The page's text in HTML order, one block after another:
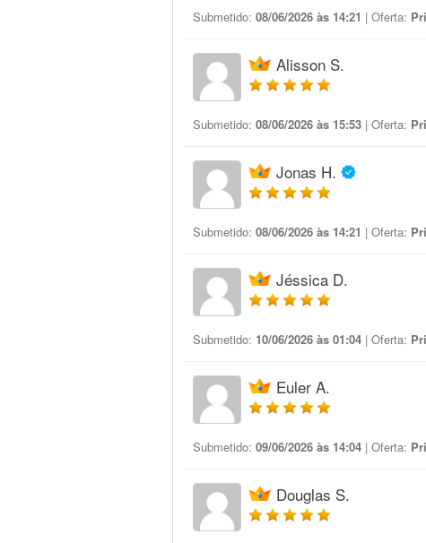
Submetido: 08/06/2026 às 14:21 | Oferta:
Alisson S.
Submetido: 08/06/2026 às 15:53 | Oferta:
Jonas H.
Submetido: 08/06/2026 às 14:21 | Oferta:
Jéssica D.
Submetido: 10/06/2026 às 01:04 | Oferta:
Euler A.
Submetido: 09/06/2026 às 14:04 | Oferta:
Douglas S.